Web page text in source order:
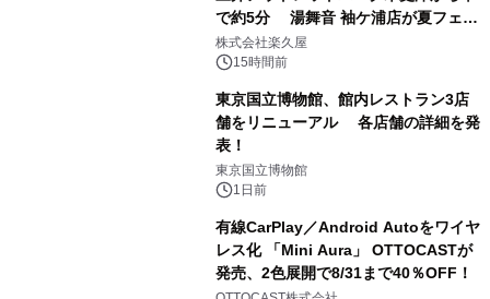
で約5分 湯舞音 袖ケ浦店が夏フェア
メニューを提供
株式会社楽久屋
15時間前
東京国立博物館、館内レストラン3店
舗をリニューアル 各店舗の詳細を発
表！
東京国立博物館
1日前
有線CarPlay／Android Autoをワイヤ
レス化 「Mini Aura」 OTTOCASTが
発売、2色展開で8/31まで40％OFF！